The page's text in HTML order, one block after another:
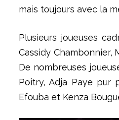
mais toujours avec la
Plusieurs joueuses
Cassidy Chambonnier,
De nombreuses
Poitry, Adja Paye pur
Efouba et Kenza